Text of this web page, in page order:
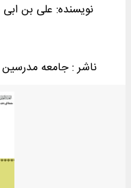
نویسنده: علی بن
ناشر : جامعه مدرسین